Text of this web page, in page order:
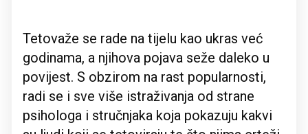
Tetovaže se rade na tijelu kao ukras već
godinama, a njihova pojava seže daleko u
povijest. S obzirom na rast popularnosti,
radi se i sve više istraživanja od strane
psihologa i stručnjaka koja pokazuju kakvi